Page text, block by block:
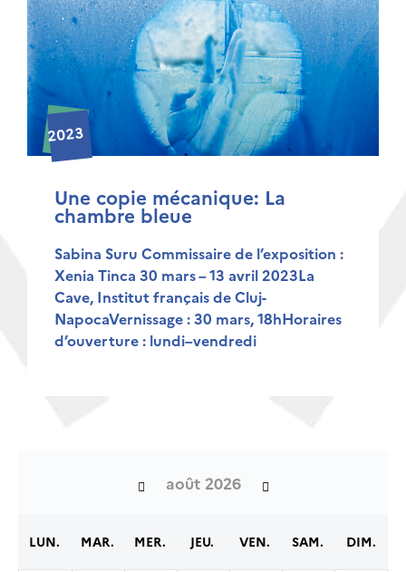
2023
Une copie mécanique: La
chambre bleue
Sabina Suru Commissaire de l’exposition :
Xenia Tinca 30 mars – 13 avril 2023La
Cave, Institut français de Cluj-
NapocaVernissage : 30 mars, 18hHoraires
d’ouverture : lundi–vendredi
août 2026
LUN. MAR. MER. JEU. VEN. SAM. DIM.